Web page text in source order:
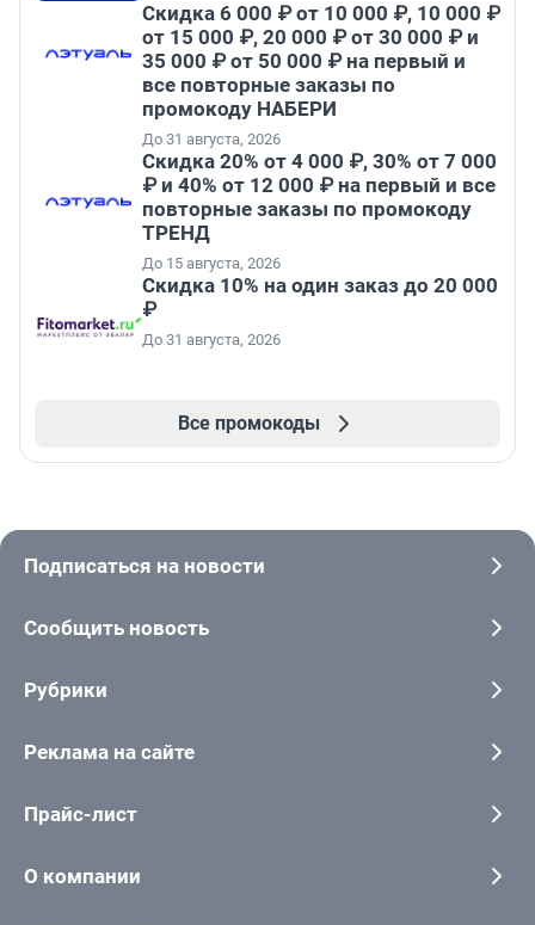
Скидка 6 000 ₽ от 10 000 ₽, 10 000 ₽
от 15 000 ₽, 20 000 ₽ от 30 000 ₽ и
35 000 ₽ от 50 000 ₽ на первый и
все повторные заказы по
промокоду НАБЕРИ
До 31 августа, 2026
Скидка 20% от 4 000 ₽, 30% от 7 000
₽ и 40% от 12 000 ₽ на первый и все
повторные заказы по промокоду
ТРЕНД
До 15 августа, 2026
Скидка 10% на один заказ до 20 000
₽
До 31 августа, 2026
Все промокоды
Подписаться на новости
Сообщить новость
Рубрики
Реклама на сайте
Прайс-лист
О компании